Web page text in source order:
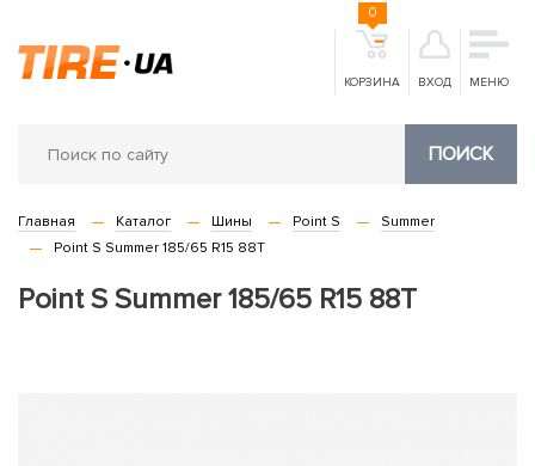
КОРЗИНА
0
ВХОД МЕНЮ
ПОИСК
Главная Каталог Шины Point S
Summer
Point S Summer 185/65 R15 88T
Point S Summer 185/65 R15 88T